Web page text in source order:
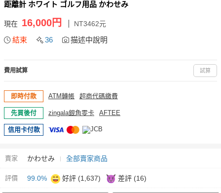
距離計 ホワイト ゴルフ用品 かわせみ
現在 16,000円 NT3462元
結束 36 描述中說明
費用試算 試算
即時付款 ATM轉帳 超商代碼繳費
先買後付 zingala銀角零卡 AFTEE
信用卡付款
賣家 かわせみ 全部賣家商品
評價 99.0% 好評 (1,637) 差評 (16)